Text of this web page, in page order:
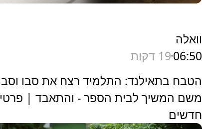
וואלה
06:5019 דקות
הטבח בתאילנד: התלמיד רצח את סבו
משם המשיך לבית הספר - והתאבד |
חדשים